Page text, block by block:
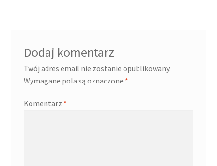
Dodaj komentarz
Twój adres email nie zostanie opublikowany.
Wymagane pola są oznaczone *
Komentarz *